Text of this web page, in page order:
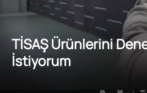
TİSAŞ Ürünlerini
İstiyorum